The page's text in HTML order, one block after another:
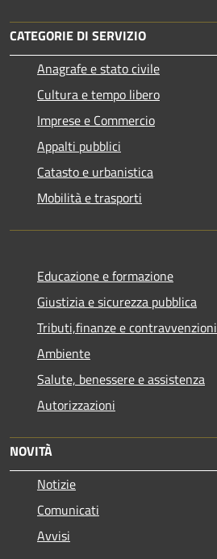
CATEGORIE DI SERVIZIO
Anagrafe e stato civile
Cultura e tempo libero
Imprese e Commercio
Appalti pubblici
Catasto e urbanistica
Mobilità e trasporti
Educazione e formazione
Giustizia e sicurezza pubblica
Tributi,finanze e contravvenzioni
Ambiente
Salute, benessere e assistenza
Autorizzazioni
NOVITÀ
Notizie
Comunicati
Avvisi